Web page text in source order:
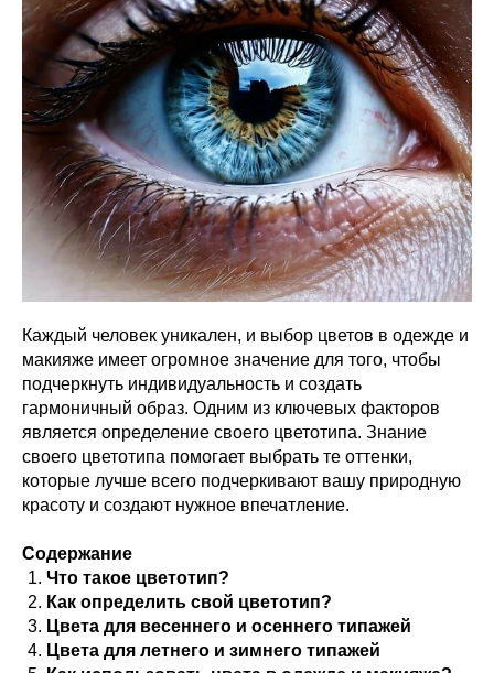
Каждый человек уникален, и выбор цветов в одежде и
макияже имеет огромное значение для того, чтобы
подчеркнуть индивидуальность и создать
гармоничный образ. Одним из ключевых факторов
является определение своего цветотипа. Знание
своего цветотипа помогает выбрать те оттенки,
которые лучше всего подчеркивают вашу природную
красоту и создают нужное впечатление.
Содержание
Что такое цветотип?
Как определить свой цветотип?
Цвета для весеннего и осеннего типажей
Цвета для летнего и зимнего типажей